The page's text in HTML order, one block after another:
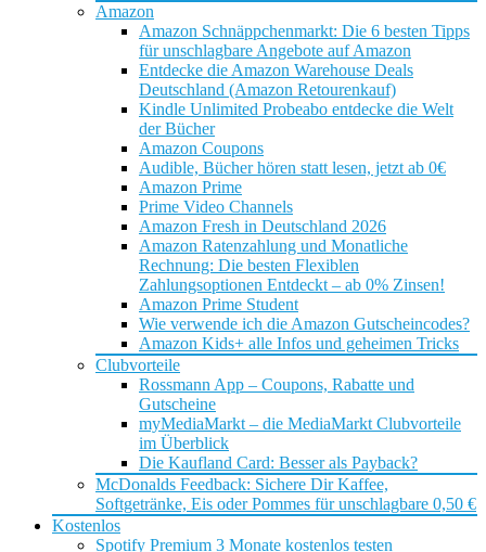
Amazon
Amazon Schnäppchenmarkt: Die 6 besten Tipps
für unschlagbare Angebote auf Amazon
Entdecke die Amazon Warehouse Deals
Deutschland (Amazon Retourenkauf)
Kindle Unlimited Probeabo entdecke die Welt
der Bücher
Amazon Coupons
Audible, Bücher hören statt lesen, jetzt ab 0€
Amazon Prime
Prime Video Channels
Amazon Fresh in Deutschland 2026
Amazon Ratenzahlung und Monatliche
Rechnung: Die besten Flexiblen
Zahlungsoptionen Entdeckt – ab 0% Zinsen!
Amazon Prime Student
Wie verwende ich die Amazon Gutscheincodes?
Amazon Kids+ alle Infos und geheimen Tricks
Clubvorteile
Rossmann App – Coupons, Rabatte und
Gutscheine
myMediaMarkt – die MediaMarkt Clubvorteile
im Überblick
Die Kaufland Card: Besser als Payback?
McDonalds Feedback: Sichere Dir Kaffee,
Softgetränke, Eis oder Pommes für unschlagbare 0,50 €
Kostenlos
Spotify Premium 3 Monate kostenlos testen